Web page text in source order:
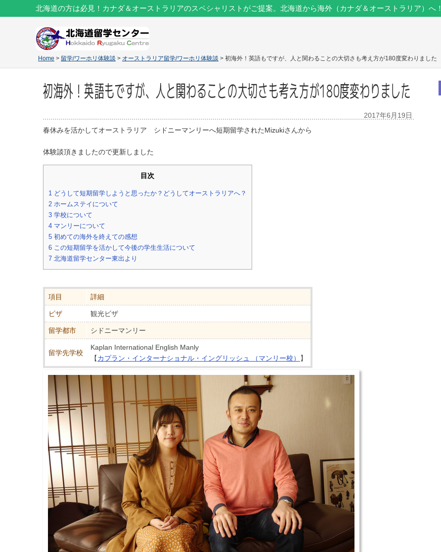
北海道の方は必見！カナダ＆オーストラリアのスペシャリストがご提案。北海道から海外（カナダ＆オーストラリア）へ！
Home > 留学/ワーホリ体験談 > オーストラリア留学/ワーホリ体験談 > 初海外！英語もですが、人と関わることの大切さも考え方が180度変わりました
初海外！英語もですが、人と関わることの大切さも考え方が180度変わりました
2017年6月19日
春休みを活かしてオーストラリア シドニーマンリーへ短期留学されたMizukiさんから
体験談頂きましたので更新しました
目次
1 どうして短期留学しようと思ったか？どうしてオーストラリアへ？
2 ホームステイについて
3 学校について
4 マンリーについて
5 初めての海外を終えての感想
6 この短期留学を活かして今後の学生生活について
7 北海道留学センター東出より
項目 詳細
ビザ 観光ビザ
留学都市 シドニーマンリー
留学先学校
Kaplan International English Manly
【カプラン・インターナショナル・イングリッシュ （マンリー校） 】